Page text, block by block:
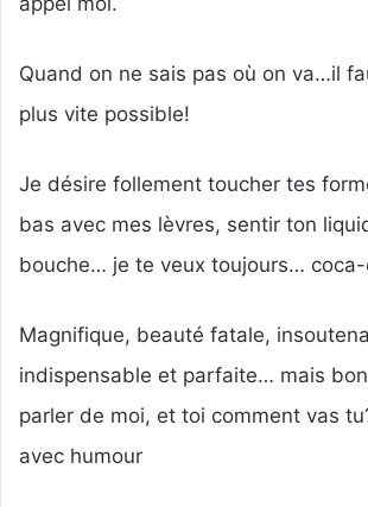
Quand on ne sais pas où on va…il
plus vite possible!
Je désire follement toucher tes
bas avec mes lèvres, sentir ton
bouche… je te veux toujours… coca-
Magnifique, beauté fatale,
indispensable et parfaite… mais
parler de moi, et toi comment vas
avec humour